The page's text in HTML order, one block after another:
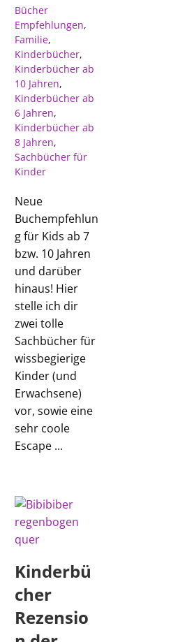
Bücher
Empfehlungen,
Familie,
Kinderbücher,
Kinderbücher ab
10 Jahren,
Kinderbücher ab
6 Jahren,
Kinderbücher ab
8 Jahren,
Sachbücher für
Kinder
Neue
Buchempfehlun
g für Kids ab 7
bzw. 10 Jahren
und darüber
hinaus! Hier
stelle ich dir
zwei tolle
Sachbücher für
wissbegierige
Kinder (und
Erwachsene)
vor, sowie eine
sehr coole
Escape ...
Kinderbü
cher
Rezensio